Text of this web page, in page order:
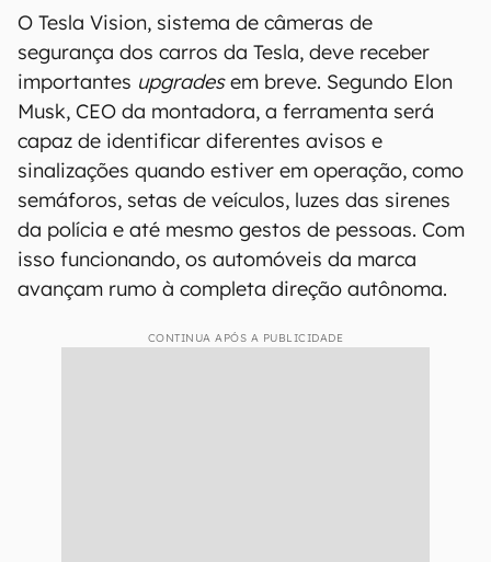
O Tesla Vision, sistema de câmeras de
segurança dos carros da Tesla, deve receber
importantes upgradesem breve. Segundo Elon
Musk, CEO da montadora, a ferramenta será
capaz de identificar diferentes avisos e
sinalizações quando estiver em operação, como
semáforos, setas de veículos, luzes das sirenes
da polícia e até mesmo gestos de pessoas. Com
isso funcionando, os automóveis da marca
avançam rumo à completa direção autônoma.
CONTINUA APÓS A PUBLICIDADE